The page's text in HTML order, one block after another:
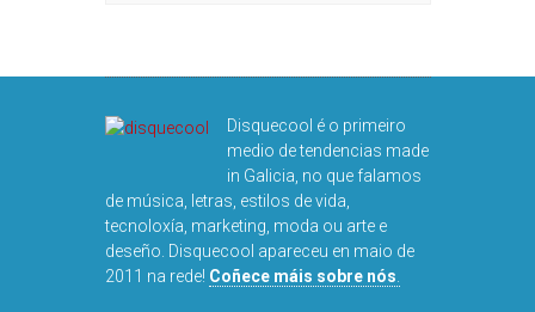
Disquecool é o primeiro
medio de tendencias made
in Galicia, no que falamos
de música, letras, estilos de vida,
tecnoloxía, marketing, moda ou arte e
deseño. Disquecool apareceu en maio de
2011 na rede! Coñece máis sobre nós